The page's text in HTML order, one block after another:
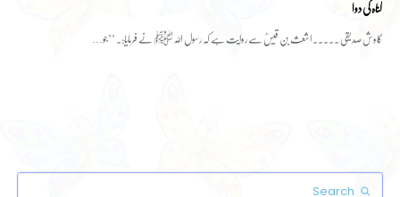
گناہ کی دوا
کاوش صدیقی ۔۔۔۔۔ اشعث بن قیسؓ سے روایت ہے کہ رسول اللہﷺ نے فرمایا:۔ ’’جو…
Search